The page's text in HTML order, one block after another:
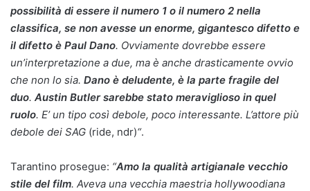
possibilità di essere il numero 1 o il numero 2 nella
classifica, se non avesse un enorme, gigantesco difetto e
il difetto è Paul Dano. Ovviamente dovrebbe essere
un’interpretazione a due, ma è anche drasticamente ovvio
che non lo sia. Dano è deludente, è la parte fragile del
duo. Austin Butler sarebbe stato meraviglioso in quel
ruolo. E’ un tipo così debole, poco interessante. L’attore più
debole dei SAG (ride, ndr)“.
Tarantino prosegue: “Amo la qualità artigianale vecchio
stile del film. Aveva una vecchia maestria hollywoodiana